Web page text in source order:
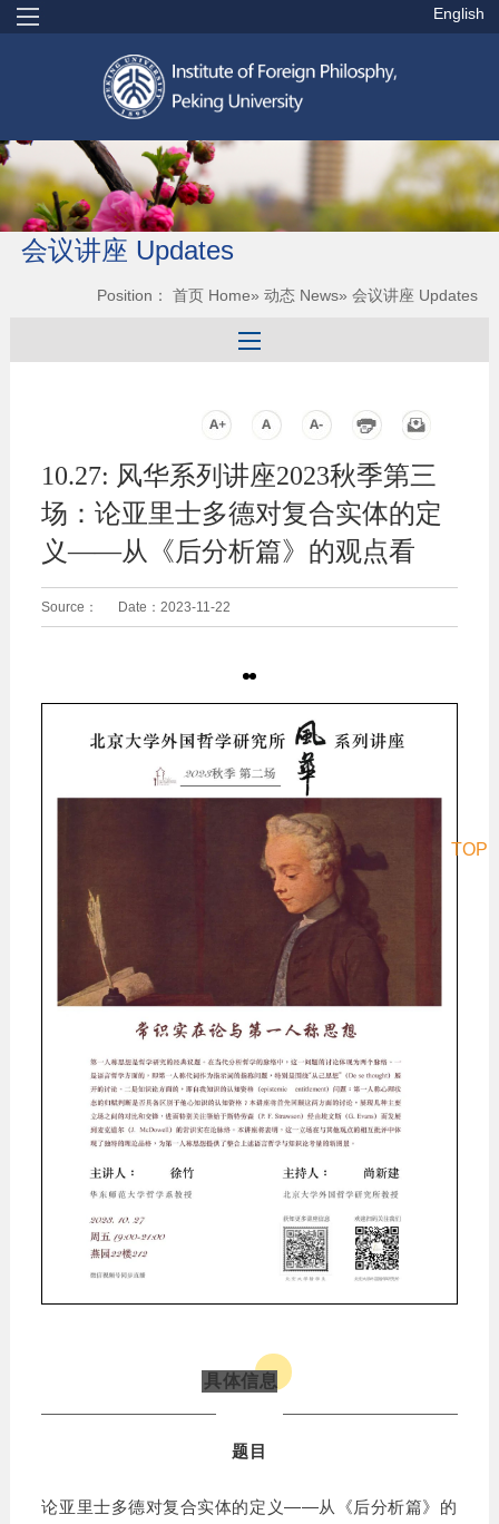
English
会议讲座 Updates
Position：首页 Home»动态 News» 会议讲座 Updates
10.27: 风华系列讲座2023秋季第三
场：论亚里士多德对复合实体的定
义——从《后分析篇》的观点看
Source： Date： 2023-11-22
具体信息
题目
论亚里士多德对复合实体的定义——从《后分析篇》的
TOP